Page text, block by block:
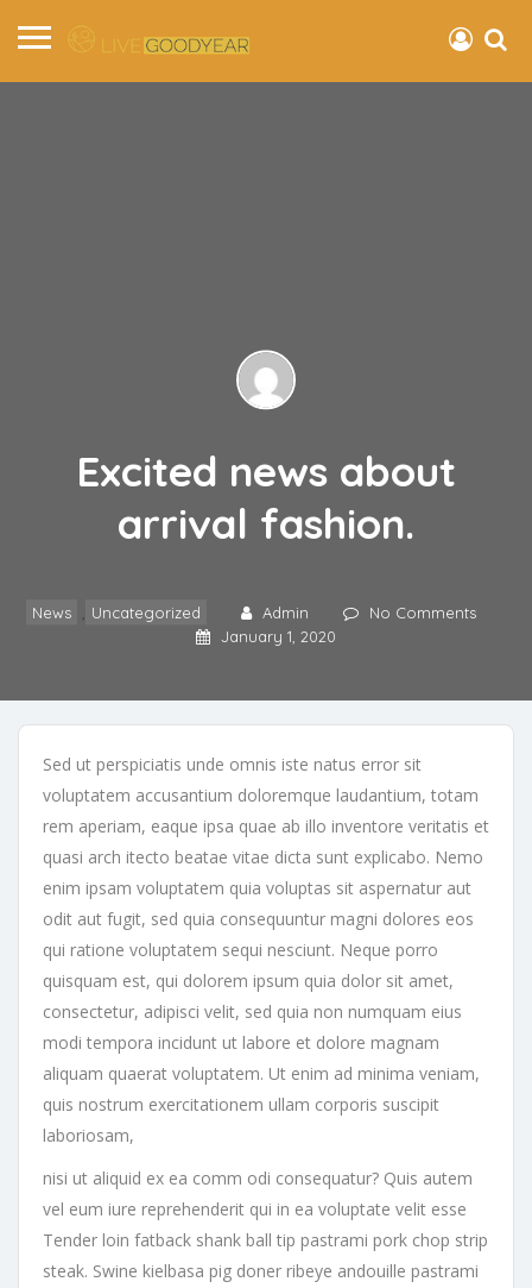
Excited news about
arrival fashion.
News , Uncategorized Admin
No Comments
January 1, 2020
Sed ut perspiciatis unde omnis iste natus error sit
voluptatem accusantium doloremque laudantium, totam
rem aperiam, eaque ipsa quae ab illo inventore veritatis et
quasi arch itecto beatae vitae dicta sunt explicabo. Nemo
enim ipsam voluptatem quia voluptas sit aspernatur aut
odit aut fugit, sed quia consequuntur magni dolores eos
qui ratione voluptatem sequi nesciunt. Neque porro
quisquam est, qui dolorem ipsum quia dolor sit amet,
consectetur, adipisci velit, sed quia non numquam eius
modi tempora incidunt ut labore et dolore magnam
aliquam quaerat voluptatem. Ut enim ad minima veniam,
quis nostrum exercitationem ullam corporis suscipit
laboriosam,
nisi ut aliquid ex ea comm odi consequatur? Quis autem
vel eum iure reprehenderit qui in ea voluptate velit esse
Tender loin fatback shank ball tip pastrami pork chop strip
steak. Swine kielbasa pig doner ribeye andouille pastrami